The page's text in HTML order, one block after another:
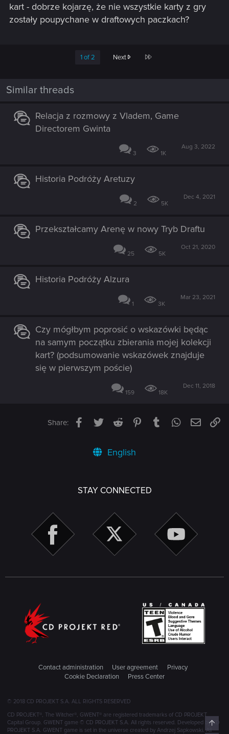
kart - dobrze kojarzę, że nie wszystkie karty z gry
zostały poupychane w draftowych paczkach?
1 of 2 Next Last
Similar threads
Relacja z rozmowy z Vladem, Game
Directorem Gwinta
3 1K
Aug 3, 2022
Historia Podróży Aretuzy
2 5K
Dec 4, 2021
Przekształcamy Arenę w nowy Tryb Draftu
25 5K
Oct 21, 2020
Historia Podróży Alzura
1 3K
Mar 23, 2021
Czy mógłbym poprosić o wskazówki będąc
na samym początku zbierania mojej kolekcji
kart? (podsumowanie wskazówek znajduje
się w pierwszym poście)
159 18K
Dec 11, 2018
Share: Facebook
TwitterReddit PinterestTumblrWhatsApp
Email
English
STAY CONNECTED
Contact administration User agreement
Privacy
Cookie Declaration
Press Center
© 2018 CD PROJEKT S.A. ALL RIGHTS RESERVED
CD PROJEKT®, The Witcher®, GWENT® are registered trademarks of CD PROJEKT
Capital Group. GWENT game © CD PROJEKT S.A. All rights reserved. Developed by CD
PROJEKT S.A. GWENT game is set in the universe created by Andrzej Sapkowski. All
Top